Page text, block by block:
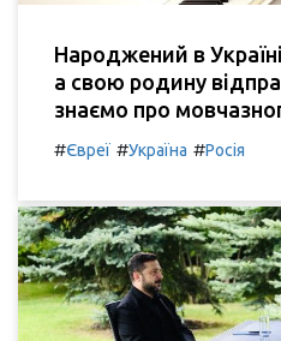
Народжений в
а свою родину
знаємо про
#Євреї #Україна #Росія